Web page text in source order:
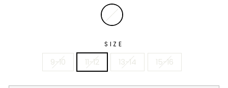
SIZE
9-10 11-12 13-14 15-16